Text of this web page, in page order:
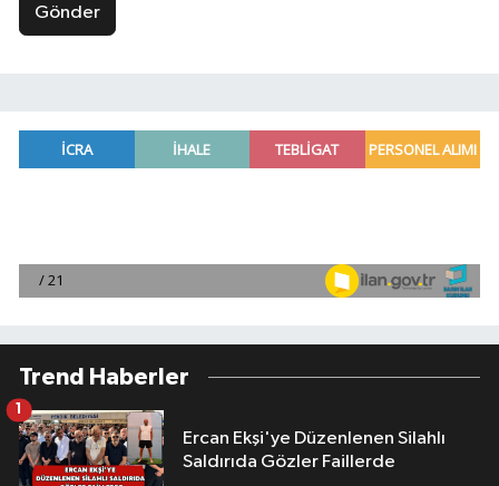
Gönder
Trend Haberler
Ercan Ekşi'ye Düzenlenen Silahlı
Saldırıda Gözler Faillerde
1